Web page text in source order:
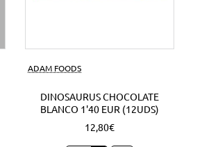
ADAM FOODS
DINOSAURUS CHOCOLATE
BLANCO 1'40 EUR (12UDS)
12,80€